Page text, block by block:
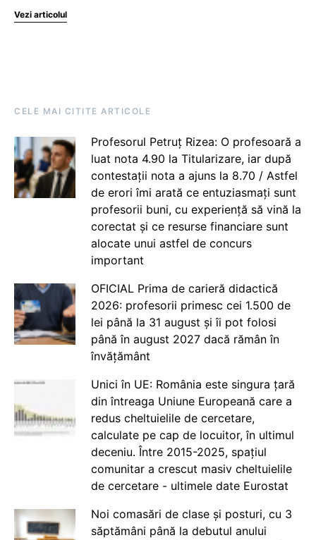
Vezi articolul
CELE MAI CITITE ARTICOLE
Profesorul Petruț Rizea: O profesoară a
luat nota 4.90 la Titularizare, iar după
contestații nota a ajuns la 8.70 / Astfel
de erori îmi arată ce entuziasmați sunt
profesorii buni, cu experiență să vină la
corectat și ce resurse financiare sunt
alocate unui astfel de concurs
important
OFICIAL Prima de carieră didactică
2026: profesorii primesc cei 1.500 de
lei până la 31 august și îi pot folosi
până în august 2027 dacă rămân în
învățământ
Unici în UE: România este singura țară
din întreaga Uniune Europeană care a
redus cheltuielile de cercetare,
calculate pe cap de locuitor, în ultimul
deceniu. Între 2015-2025, spațiul
comunitar a crescut masiv cheltuielile
de cercetare - ultimele date Eurostat
Noi comasări de clase și posturi, cu 3
săptămâni până la debutul anului